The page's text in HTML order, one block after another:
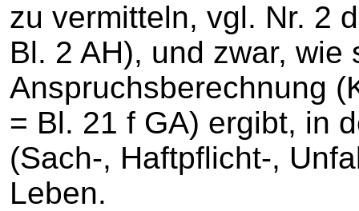
zu vermitteln, vgl. Nr. 2
Bl. 2 AH), und zwar, wie
Anspruchsberechnung
= Bl. 21 f GA) ergibt, in
(Sach-, Haftpflicht-,
Leben.